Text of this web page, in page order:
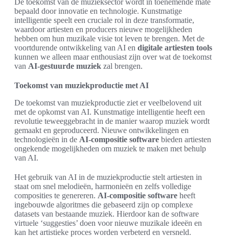
De toekomst van de muzieksector wordt in toenemende mate
bepaald door innovatie en technologie. Kunstmatige
intelligentie speelt een cruciale rol in deze transformatie,
waardoor artiesten en producers nieuwe mogelijkheden
hebben om hun muzikale visie tot leven te brengen. Met de
voortdurende ontwikkeling van AI en digitale artiesten tools
kunnen we alleen maar enthousiast zijn over wat de toekomst
van AI-gestuurde muziek zal brengen.
Toekomst van muziekproductie met AI
De toekomst van muziekproductie ziet er veelbelovend uit
met de opkomst van AI. Kunstmatige intelligentie heeft een
revolutie teweeggebracht in de manier waarop muziek wordt
gemaakt en geproduceerd. Nieuwe ontwikkelingen en
technologieën in de AI-compositie software bieden artiesten
ongekende mogelijkheden om muziek te maken met behulp
van AI.
Het gebruik van AI in de muziekproductie stelt artiesten in
staat om snel melodieën, harmonieën en zelfs volledige
composities te genereren. AI-compositie software heeft
ingebouwde algoritmes die gebaseerd zijn op complexe
datasets van bestaande muziek. Hierdoor kan de software
virtuele ‘suggesties’ doen voor nieuwe muzikale ideeën en
kan het artistieke proces worden verbeterd en versneld.